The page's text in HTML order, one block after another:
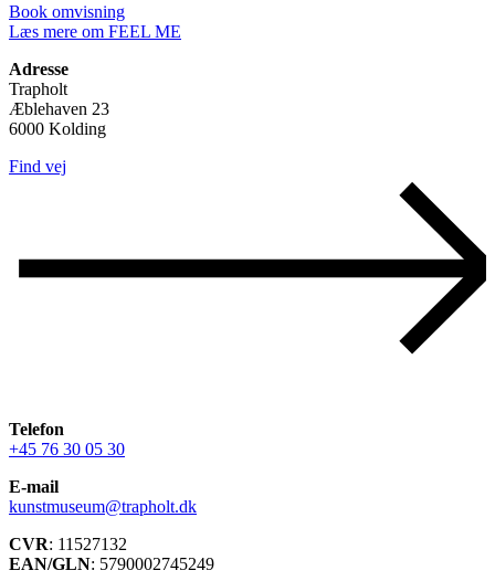
Book omvisning
Læs mere om FEEL ME
Adresse
Trapholt
Æblehaven 23
6000 Kolding
Find vej
Telefon
+45 76 30 05 30
E-mail
kunstmuseum@trapholt.dk
CVR: 11527132
EAN/GLN: 5790002745249